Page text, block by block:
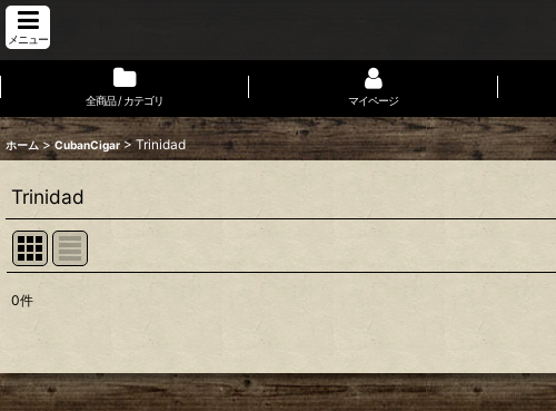
メニュー
全商品 / カテゴリ マイページ
ホーム > CubanCigar > Trinidad
Trinidad
並び順:
0件